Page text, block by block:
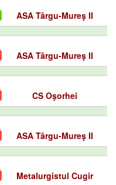
ASA Târgu-Mureş II
ASA Târgu-Mureş II
CS Oşorhei
ASA Târgu-Mureş II
Metalurgistul Cugir